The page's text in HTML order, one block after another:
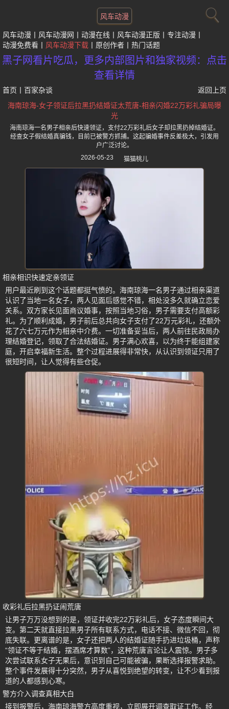
风车动漫
风车动漫 风车动漫网 动漫在线 风车动漫正版
专注动漫
动漫免费看
风车动漫下载 原创作者 热门话题
黑子网看片吃瓜，更多内部图片和独家视频：点击
查看详情
首页 百家杂谈
返回上页
海南琼海-女子领证后拉黑扔结婚证太荒唐-相亲闪婚22万彩礼骗局曝
光
海南琼海一名男子相亲后快速领证，支付22万彩礼后女子却拉黑扔掉结婚证。
经查女子假结婚真骗钱，目前已被警方抓捕。这起骗婚事件反差极大，引发用
户广泛讨论。
2026-05-23
猫猫桃儿
相亲相识快速定亲领证
用户最近刷到这个话题都挺气愤的。海南琼海一名男子通过相亲渠道
认识了当地一名女子，两人见面后感觉不错，相处没多久就确立恋爱
关系。双方家长见面商议婚事，按照当地习俗，男子需要支付高额彩
礼。为了顺利成婚，男子前后总共向女子支付了22万元彩礼，还额外
花了六七万元作为相亲中介费。一切准备妥当后，两人前往民政局办
理结婚登记，领取了合法结婚证。男子满心欢喜，以为终于能组建家
庭，开启幸福新生活。整个过程进展得非常快，从认识到领证只用了
很短时间，让人觉得有些仓促。
收彩礼后拉黑扔证闹荒唐
让男子万万没想到的是，领证并收完22万彩礼后，女子态度瞬间大
变。第二天就直接拉黑男子所有联系方式，电话不接、微信不回，彻
底失联。更离谱的是，女子还把两人的结婚证随手扔进垃圾桶，声称
“领证不等于结婚，摆酒席才算数”，这种荒唐言论让人震惊。男子多
次尝试联系女子无果后，意识到自己可能被骗，果断选择报警求助。
整个事件发展得十分突然，男子从喜悦到绝望的转变，让不少看到报
道的人都感到心寒。
警方介入调查真相大白
接到报警后，海南琼海警方高度重视，立即展开调查取证工作。经